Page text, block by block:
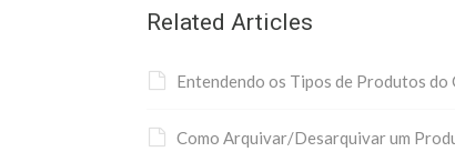
Related Articles
Entendendo os Tipos de Produtos do
Como Arquivar/Desarquivar um